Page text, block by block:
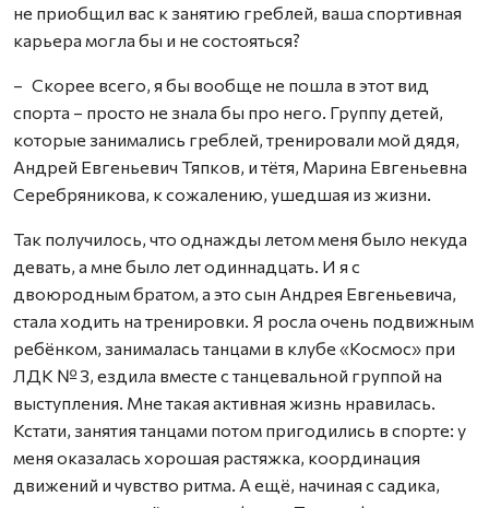
не приобщил вас к занятию греблей, ваша спортивная
карьера могла бы и не состояться?
– Скорее всего, я бы вообще не пошла в этот вид
спорта – просто не знала бы про него. Группу детей,
которые занимались греблей, тренировали мой дядя,
Андрей Евгеньевич Тяпков, и тётя, Марина Евгеньевна
Серебряникова, к сожалению, ушедшая из жизни.
Так получилось, что однажды летом меня было некуда
девать, а мне было лет одиннадцать. И я с
двоюродным братом, а это сын Андрея Евгеньевича,
стала ходить на тренировки. Я росла очень подвижным
ребёнком, занималась танцами в клубе «Космос» при
ЛДК № 3, ездила вместе с танцевальной группой на
выступления. Мне такая активная жизнь нравилась.
Кстати, занятия танцами потом пригодились в спорте: у
меня оказалась хорошая растяжка, координация
движений и чувство ритма. А ещё, начиная с садика,